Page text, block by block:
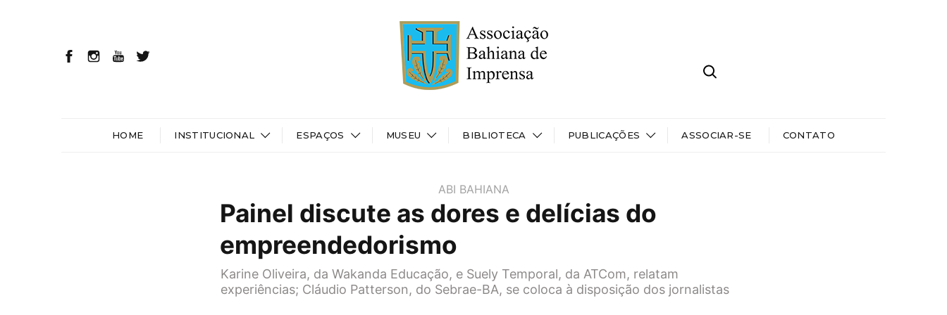
HOME INSTITUCIONAL ESPAÇOS MUSEU BIBLIOTECA PUBLICAÇÕES ASSOCIAR-SE CONTATO
ABI BAHIANA
Painel discute as dores e delícias do
empreendedorismo
Karine Oliveira, da Wakanda Educação, e Suely Temporal, da ATCom, relatam
experiências; Cláudio Patterson, do Sebrae-BA, se coloca à disposição dos jornalistas